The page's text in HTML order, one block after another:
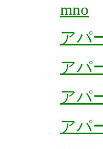
mno
アパ
アパ
アパ
アパ